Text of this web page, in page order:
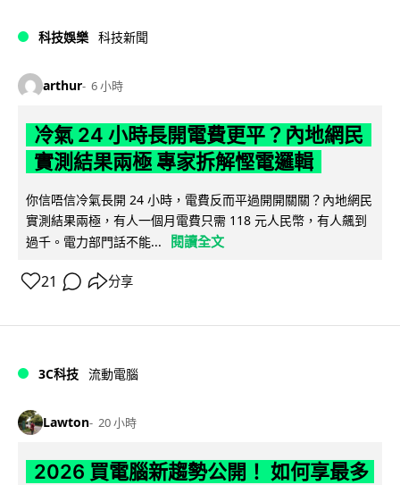
科技娛樂 科技新聞
arthur 6 小時
冷氣 24 小時長開電費更平？內地網民
實測結果兩極 專家拆解慳電邏輯
你信唔信冷氣長開 24 小時，電費反而平過開開關關？內地網民
實測結果兩極，有人一個月電費只需 118 元人民幣，有人飆到
過千。電力部門話不能...
閱讀全文
21 分享
3C科技 流動電腦
Lawton 20 小時
2026 買電腦新趨勢公開！ 如何享最多